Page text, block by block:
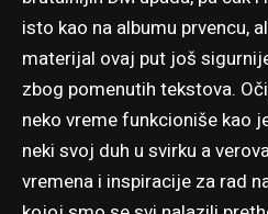
isto kao na albumu prvencu,
materijal ovaj put još
zbog pomenutih tekstova.
neko vreme funkcioniše kao
neki svoj duh u svirku a
vremena i inspiracije za rad